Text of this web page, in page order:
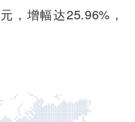
，增幅达25.96%，